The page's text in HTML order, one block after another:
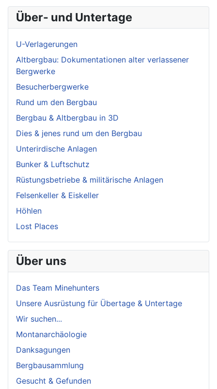
Über- und Untertage
U-Verlagerungen
Altbergbau: Dokumentationen alter verlassener
Bergwerke
Besucherbergwerke
Rund um den Bergbau
Bergbau & Altbergbau in 3D
Dies & jenes rund um den Bergbau
Unterirdische Anlagen
Bunker & Luftschutz
Rüstungsbetriebe & militärische Anlagen
Felsenkeller & Eiskeller
Höhlen
Lost Places
Über uns
Das Team Minehunters
Unsere Ausrüstung für Übertage & Untertage
Wir suchen...
Montanarchäologie
Danksagungen
Bergbausammlung
Gesucht & Gefunden